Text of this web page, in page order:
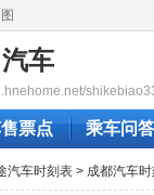
车
票点 乘车问答
汽车时刻表 > 成都汽车